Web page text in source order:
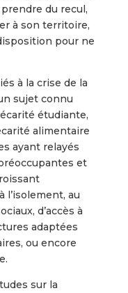
du recul,
à son territoire,
pour ne
à la crise de la
sujet connu
étudiante,
alimentaire
ayant relayés
et
l’isolement, au
d’accès à
adaptées
ou encore
sur la